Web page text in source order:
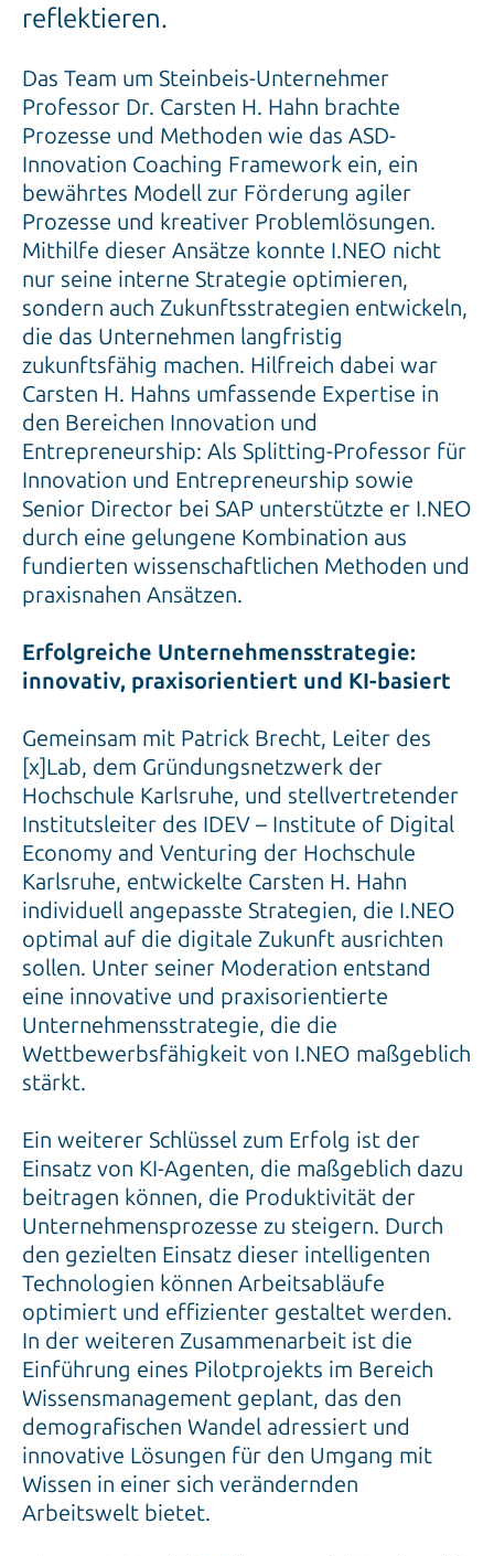
reflektieren.
Das Team um Steinbeis-Unternehmer
Professor Dr. Carsten H. Hahn brachte
Prozesse und Methoden wie das ASD-
Innovation Coaching Framework ein, ein
bewährtes Modell zur Förderung agiler
Prozesse und kreativer Problemlösungen.
Mithilfe dieser Ansätze konnte I.NEO nicht
nur seine interne Strategie optimieren,
sondern auch Zukunftsstrategien entwickeln,
die das Unternehmen langfristig
zukunftsfähig machen. Hilfreich dabei war
Carsten H. Hahns umfassende Expertise in
den Bereichen Innovation und
Entrepreneurship: Als Splitting-Professor für
Innovation und Entrepreneurship sowie
Senior Director bei SAP unterstützte er I.NEO
durch eine gelungene Kombination aus
fundierten wissenschaftlichen Methoden und
praxisnahen Ansätzen.
Erfolgreiche Unternehmensstrategie:
innovativ, praxisorientiert und KI-basiert
Gemeinsam mit Patrick Brecht, Leiter des
[x]Lab, dem Gründungsnetzwerk der
Hochschule Karlsruhe, und stellvertretender
Institutsleiter des IDEV – Institute of Digital
Economy and Venturing der Hochschule
Karlsruhe, entwickelte Carsten H. Hahn
individuell angepasste Strategien, die I.NEO
optimal auf die digitale Zukunft ausrichten
sollen. Unter seiner Moderation entstand
eine innovative und praxisorientierte
Unternehmensstrategie, die die
Wettbewerbsfähigkeit von I.NEO maßgeblich
stärkt.
Ein weiterer Schlüssel zum Erfolg ist der
Einsatz von KI-Agenten, die maßgeblich dazu
beitragen können, die Produktivität der
Unternehmensprozesse zu steigern. Durch
den gezielten Einsatz dieser intelligenten
Technologien können Arbeitsabläufe
optimiert und effizienter gestaltet werden.
In der weiteren Zusammenarbeit ist die
Einführung eines Pilotprojekts im Bereich
Wissensmanagement geplant, das den
demografischen Wandel adressiert und
innovative Lösungen für den Umgang mit
Wissen in einer sich verändernden
Arbeitswelt bietet.